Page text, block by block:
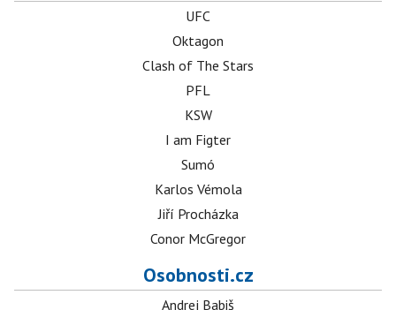
UFC
Oktagon
Clash of The Stars
PFL
KSW
I am Figter
Sumó
Karlos Vémola
Jiří Procházka
Conor McGregor
Osobnosti.cz
Andrej Babiš